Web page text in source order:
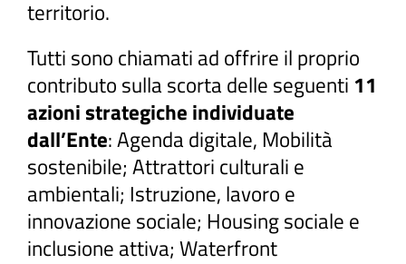
territorio.
Tutti sono chiamati ad offrire il proprio
contributo sulla scorta delle seguenti 11
azioni strategiche individuate
dall’Ente: Agenda digitale, Mobilità
sostenibile; Attrattori culturali e
ambientali; Istruzione, lavoro e
innovazione sociale; Housing sociale e
inclusione attiva; Waterfront